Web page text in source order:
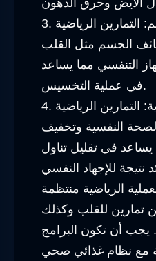
3. تحسين وظائف الجسم: التمارين الرياضية
الجسم مثل القلب
التنفسي مما يساعد
في عملية التخسيس.
4. تحسين الصحة النفسية: التمارين الرياضية
النفسية وتخفيف
يساعد في تقليل تناول
الرياضية منتظمة
تمارين للقلب وكذلك
يجب أن تكون البرامج
مع نظام غذائي صحي